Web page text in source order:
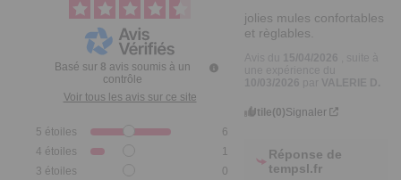
Basé sur 8 avis soumis à un
contrôle
Voir tous les avis sur ce site
5 étoiles
6
4 étoiles
1
3 étoiles
0
jolies mules confortables
et règlables.
Utile(0)Signaler
Réponse de
tempsl.fr